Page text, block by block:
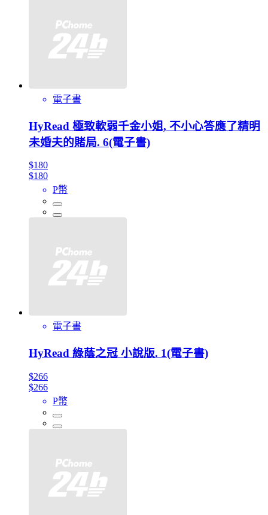
電子書
HyRead 極致軟弱千金小姐, 不小心答應了精明
未婚夫的賭局. 6(電子書)
$180
$180
P幣
電子書
HyRead 綠蔭之冠 小說版. 1(電子書)
$266
$266
P幣